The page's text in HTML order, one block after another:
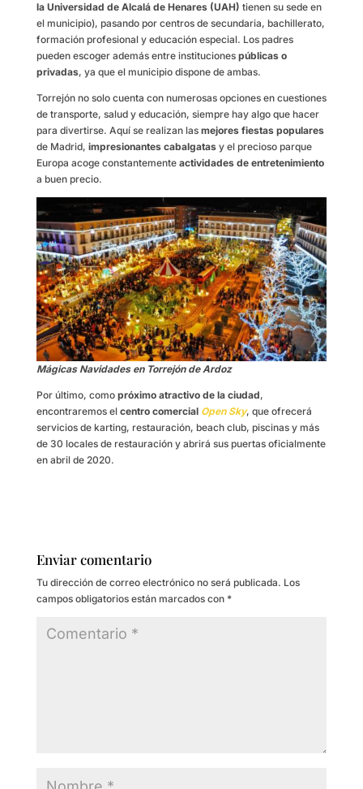
la Universidad de Alcalá de Henares (UAH) tienen su sede en
el municipio), pasando por centros de secundaria, bachillerato,
formación profesional y educación especial. Los padres
pueden escoger además entre instituciones públicas o
privadas, ya que el municipio dispone de ambas.
Torrejón no solo cuenta con numerosas opciones en cuestiones
de transporte, salud y educación, siempre hay algo que hacer
para divertirse. Aquí se realizan las mejores fiestas populares
de Madrid, impresionantes cabalgatasy el precioso parque
Europa acoge constantemente actividades de entretenimiento
a buen precio.
Mágicas Navidades en Torrejón de Ardoz
Por último, como próximo atractivo de la ciudad,
encontraremos el centro comercial Open Sky, que ofrecerá
servicios de karting, restauración, beach club, piscinas y más
de 30 locales de restauración y abrirá sus puertas oficialmente
en abril de 2020.
Enviar comentario
Tu dirección de correo electrónico no será publicada. Los
campos obligatorios están marcados con *